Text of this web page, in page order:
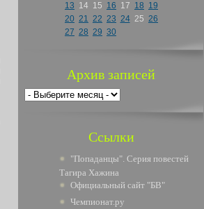
13 14 15 16 17 18 19
20 21 22 23 24 25 26
27 28 29 30
Архив записей
Ссылки
"Попаданцы". Серия повестей
Тагира Хажина
Официальный сайт "БВ"
Чемпионат.ру